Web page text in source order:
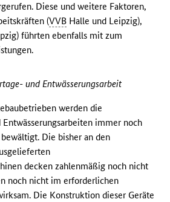
Diese und weitere Faktoren,
(VVB Halle und Leipzig),
führten ebenfalls mit zum
und Entwässerungsarbeit
werden die
immer noch
Die bisher an den
decken zahlenmäßig noch nicht
noch nicht im erforderlichen
Die Konstruktion dieser Geräte